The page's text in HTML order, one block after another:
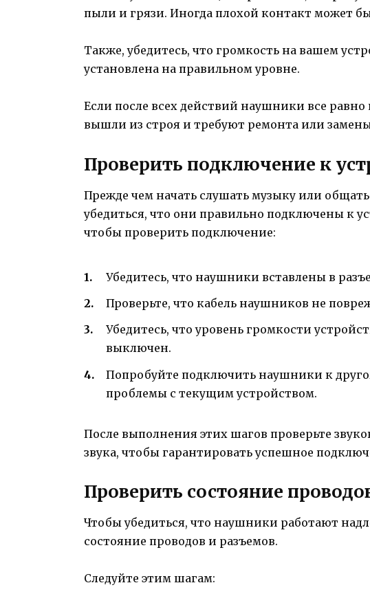
пыли и грязи. Иногда плохой контакт может
Также, убедитесь, что громкость на вашем
установлена на правильном уровне.
Если после всех действий наушники все
вышли из строя и требуют ремонта или
Проверить подключение к
Прежде чем начать слушать музыку или
убедиться, что они правильно подключены к
чтобы проверить подключение:
Убедитесь, что наушники вставлены в
Проверьте, что кабель наушников не
Убедитесь, что уровень громкости
выключен.
Попробуйте подключить наушники к
проблемы с текущим устройством.
После выполнения этих шагов проверьте
звука, чтобы гарантировать успешное
Проверить состояние
Чтобы убедиться, что наушники работают
состояние проводов и разъемов.
Следуйте этим шагам: